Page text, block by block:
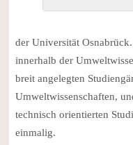
der Universität
innerhalb der
breit angelegten
Umweltwissenschaften,
technisch orientierten
einmalig.